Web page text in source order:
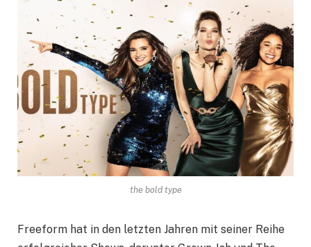
the bold type
Freeform hat in den letzten Jahren mit seiner Reihe